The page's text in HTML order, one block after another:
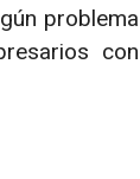
problema
con